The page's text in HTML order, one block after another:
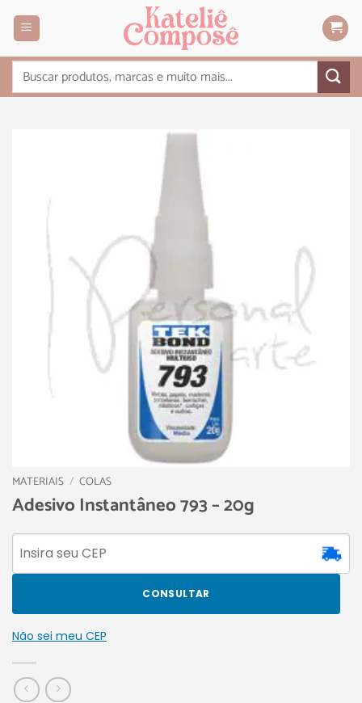
MATERIAIS / COLAS
Adesivo Instantâneo 793 – 20g
CONSULTAR
Não sei meu CEP